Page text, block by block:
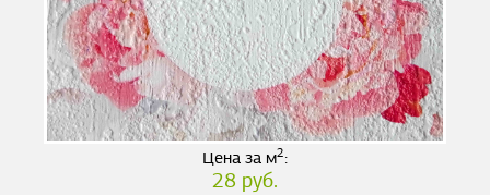
Цена за м2:
28 руб.